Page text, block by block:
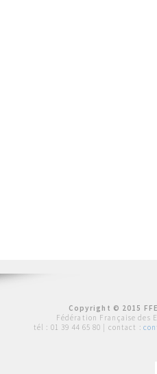
Copyright © 2015
Fédération Française des
tél : 01 39 44 65 80 | contact :